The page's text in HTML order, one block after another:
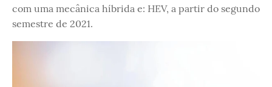
com uma mecânica híbrida e: HEV, a partir do segundo
semestre de 2021.